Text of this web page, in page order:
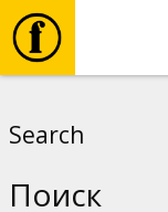
Search
Поиск